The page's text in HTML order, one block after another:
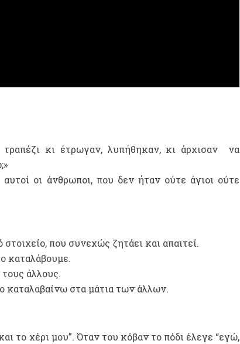
κι έτρωγαν, λυπήθηκαν, κι άρχισαν να
οι άνθρωποι, που δεν ήταν ούτε άγιοι ούτε
που συνεχώς ζητάει και απαιτεί.
καταλάβουμε.
άλλους.
καταλαβαίνω στα μάτια των άλλων.
το χέρι μου”. Όταν του κόβαν το πόδι έλεγε “εγώ,